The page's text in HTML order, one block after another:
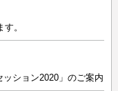
。
ション2020」のご案内